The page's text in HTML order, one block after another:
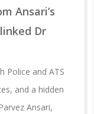
Ansari’s
Dr
Police and ATS
and a hidden
Ansari,